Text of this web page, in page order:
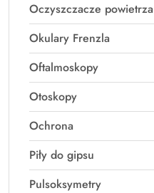
Oczyszczacze powietrza
Okulary Frenzla
Oftalmoskopy
Otoskopy
Ochrona
Piły do gipsu
Pulsoksymetry